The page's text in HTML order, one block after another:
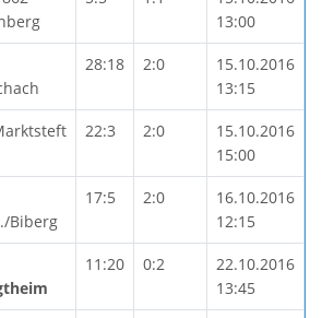
13:00
28:18 2:0
15.10.2016
13:15
22:3 2:0
15.10.2016
15:00
Biberg
17:5 2:0
16.10.2016
12:15
11:20 0:2
22.10.2016
13:45